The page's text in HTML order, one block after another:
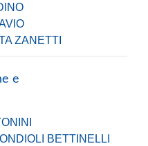
ZANETTI
e
BETTINELLI